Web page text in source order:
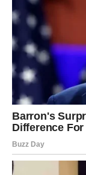
DOLAZI
Škorpije su
Iako deluju